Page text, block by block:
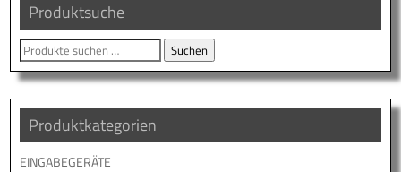
Produktsuche
Suche
nach:
Suchen
Produktkategorien
EINGABEGERÄTE